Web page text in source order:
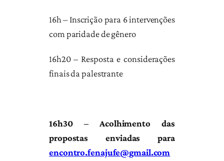
16h – Inscrição para 6 intervenções
com paridade de gênero
16h20 – Resposta e considerações
finais da palestrante
16h30 – Acolhimento das
propostas enviadas para
encontro.fenajufe@gmail.com